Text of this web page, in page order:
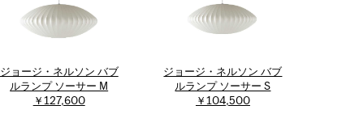
ジョージ・ネルソン バブ
ルランプ ソーサー M
￥127,600
ジョージ・ネルソン バブ
ルランプ ソーサー S
￥104,500